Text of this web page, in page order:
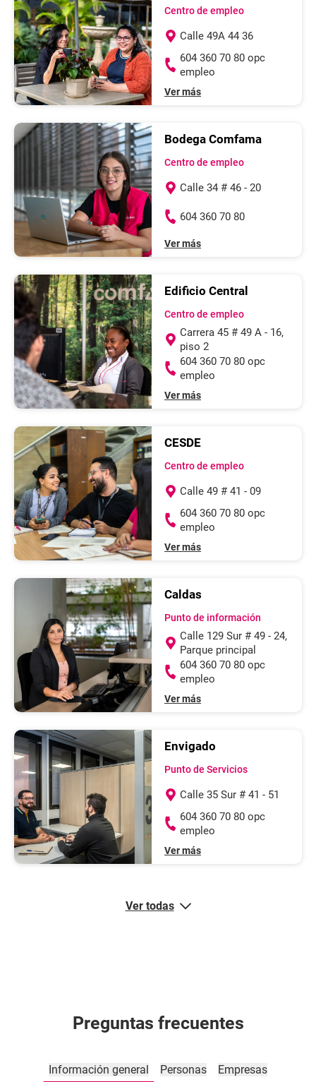
Centro de empleo
Calle 49A 44 36
604 360 70 80 opc
empleo
Ver más
Bodega Comfama
Centro de empleo
Calle 34 # 46 - 20
604 360 70 80
Ver más
Edificio Central
Centro de empleo
Carrera 45 # 49 A - 16,
piso 2
604 360 70 80 opc
empleo
Ver más
CESDE
Centro de empleo
Calle 49 # 41 - 09
604 360 70 80 opc
empleo
Ver más
Caldas
Punto de información
Calle 129 Sur # 49 - 24,
Parque principal
604 360 70 80 opc
empleo
Ver más
Envigado
Punto de Servicios
Calle 35 Sur # 41 - 51
604 360 70 80 opc
empleo
Ver más
Ver todas
Preguntas frecuentes
Información general Personas Empresas